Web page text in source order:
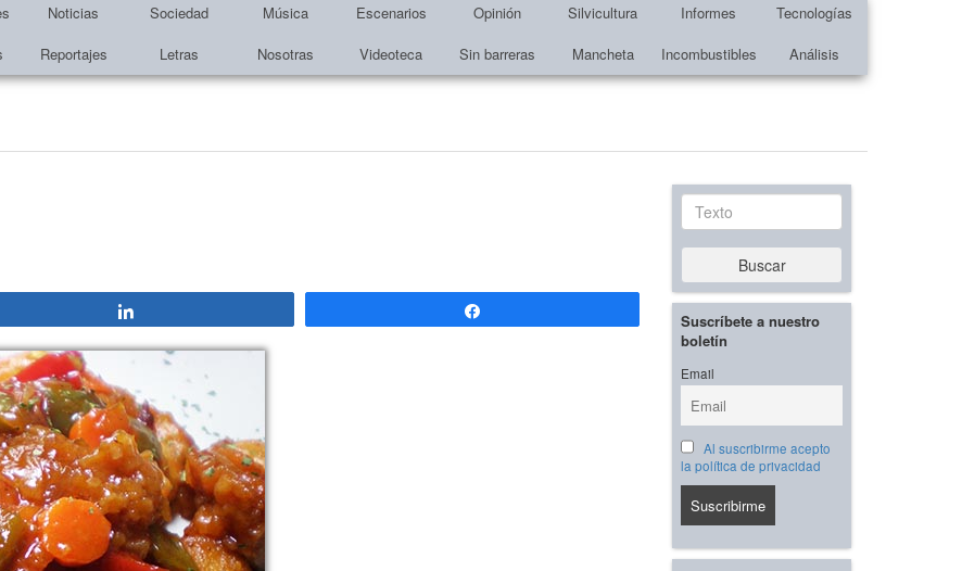
Noticias Sociedad Música Escenarios Opinión Silvicultura Informes
Tecnologías
Reportajes Letras Nosotras Videoteca Sin barreras Mancheta Incombustibles Análisis
Texto
Buscar
Suscríbete a nuestro
boletín
Email
Al suscribirme acepto
la política de privacidad